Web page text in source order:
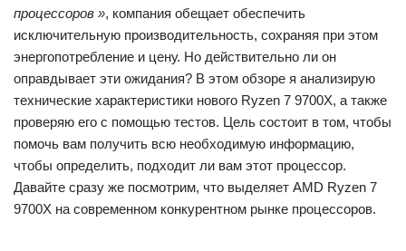
процессоров », компания обещает обеспечить
исключительную производительность, сохраняя при этом
энергопотребление и цену. Но действительно ли он
оправдывает эти ожидания? В этом обзоре я анализирую
технические характеристики нового Ryzen 7 9700X, а также
проверяю его с помощью тестов. Цель состоит в том, чтобы
помочь вам получить всю необходимую информацию,
чтобы определить, подходит ли вам этот процессор.
Давайте сразу же посмотрим, что выделяет AMD Ryzen 7
9700X на современном конкурентном рынке процессоров.